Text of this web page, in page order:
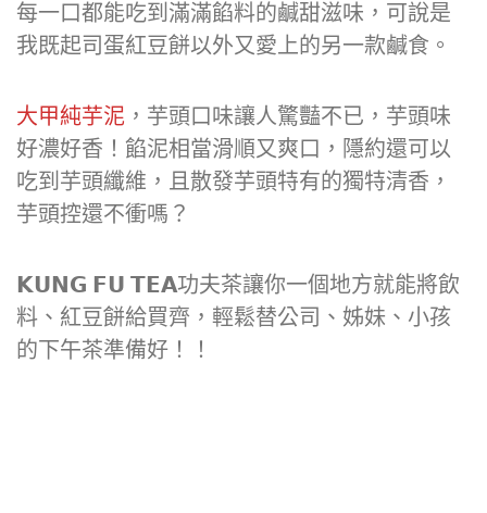
每一口都能吃到滿滿餡料的鹹甜滋味，可說是
我既起司蛋紅豆餅以外又愛上的另一款鹹食。
大甲純芋泥 ，芋頭口味讓人驚豔不已，芋頭味
好濃好香！餡泥相當滑順又爽口，隱約還可以
吃到芋頭纖維，且散發芋頭特有的獨特清香，
芋頭控還不衝嗎？
𝗞𝗨𝗡𝗚 𝗙𝗨 𝗧𝗘𝗔功夫茶讓你一個地方就能將飲
料、紅豆餅給買齊，輕鬆替公司、姊妹、小孩
的下午茶準備好！！